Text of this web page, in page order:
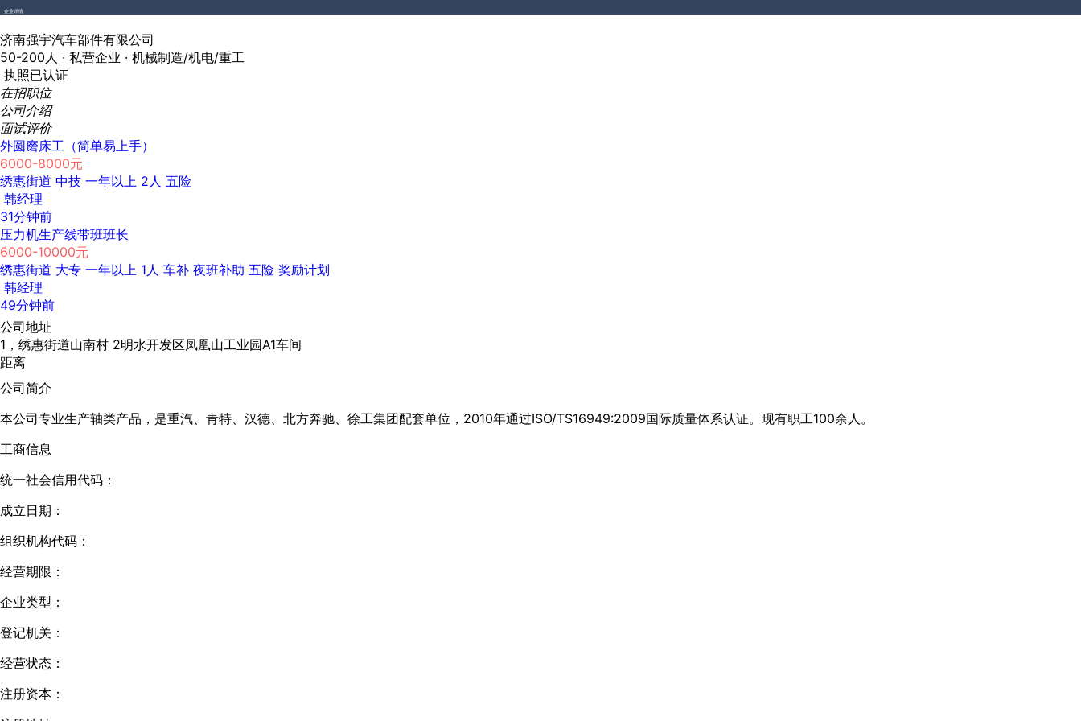
企业详情
济南强宇汽车部件有限公司
50-200人 · 私营企业 · 机械制造/机电/重工
执照已认证
在招职位
公司介绍
面试评价
外圆磨床工（简单易上手）
6000-8000元
绣惠街道 中技 一年以上 2人 五险
韩经理
31分钟前
压力机生产线带班班长
6000-10000元
绣惠街道 大专 一年以上 1人 车补 夜班补助 五险 奖励计划
韩经理
49分钟前
公司地址
1，绣惠街道山南村 2明水开发区凤凰山工业园A1车间
距离
公司简介
本公司专业生产轴类产品，是重汽、青特、汉德、北方奔驰、徐工集团配套单位，2010年通过ISO/TS16949:2009国际质量体系认证。现有职工100余人。
工商信息
统一社会信用代码：
成立日期：
组织机构代码：
经营期限：
企业类型：
登记机关：
经营状态：
注册资本：